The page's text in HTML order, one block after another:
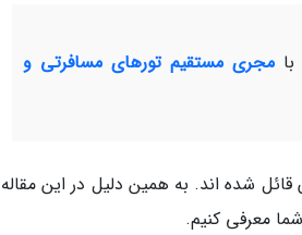
بامجری مستقیم تورهای مسافرتی و
قائل شده اند. به همین دلیل در این مقاله
معرفی کنیم.